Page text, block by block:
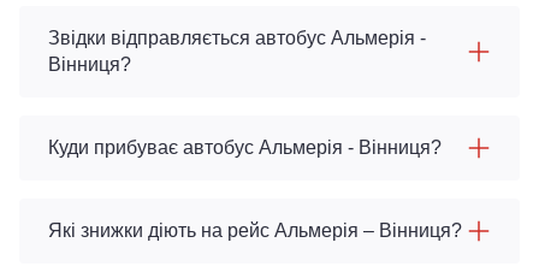
Звідки відправляється автобус Альмерія -
Вінниця?
Куди прибуває автобус Альмерія - Вінниця?
Які знижки діють на рейс Альмерія – Вінниця?